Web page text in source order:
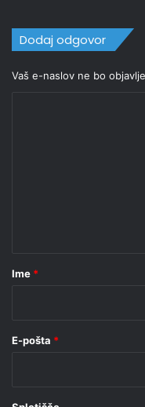
Dodaj odgovor
Vaš e-naslov ne bo
rIme *
E-pošta *